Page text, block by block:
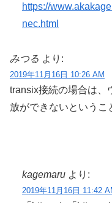
https://
nec.html
みつる より:
2019年11月16日 10:26 AM
transix接続の場合は、
放ができないというこ
kagemaru より:
2019年11月16日 11:42